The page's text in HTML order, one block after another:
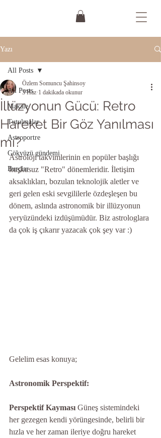
Yazı
All Posts
Makale
Tutulmalar
Astroportre
Gökyüzü gündemi
Burçlar
All Posts
İllüzyonun Gücü: Retro
Hareket Bir Göz Yanılması
mı?
Özlem Somuncu Şahinsoy
3 Haz 1 dakikada okunur
Astroloji takvimlerinin en popüler başlığı
kuşkusuz "Retro" dönemleridir. İletişim
aksaklıkları, bozulan teknolojik aletler ve
geri gelen eski sevgililerle özdeşleşen bu
dönem, aslında astronomik bir illüzyonun
yeryüzündeki izdüşümüdür. Biz astrologlara
da çok iş çıkarır yazacak çok şey var :)
Gelelim esas konuya;
Astronomik Perspektif:
Perspektif Kayması Güneş sistemindeki
her gezegen kendi yörüngesinde, belirli bir
hızla ve her zaman ileriye doğru hareket